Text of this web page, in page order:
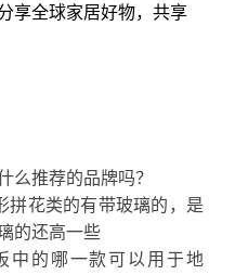
享全球家居好物，共享
么推荐的品牌吗？
拼花类的有带玻璃的，是
的还高一些
中的哪一款可以用于地